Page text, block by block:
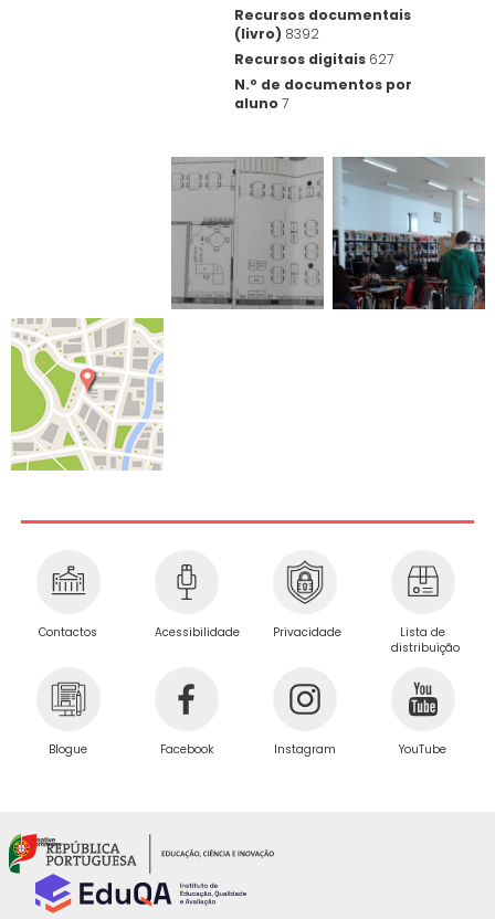
Recursos documentais
(livro) 8392
Recursos digitais 627
N.º de documentos por
aluno 7
Contactos Acessibilidade Privacidade
Lista de
distribuição
Blogue Facebook Instagram YouTube